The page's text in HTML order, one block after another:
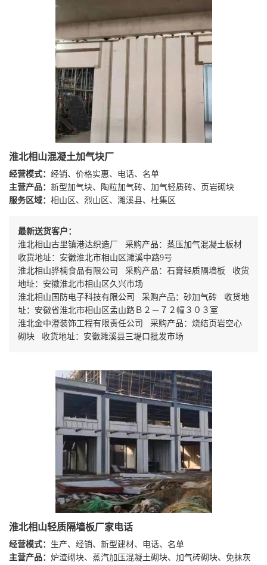
淮北相山混凝土加气块厂
经营模式： 经销、价格实惠、电话、名单
主营产品： 新型加气块、陶粒加气砖、加气轻质砖、页岩砌块
服务区域： 相山区、烈山区、濉溪县、杜集区
最新送货客户：
淮北相山古里镇港达织造厂 采购产品：蒸压加气混凝土板材
收货地址：安徽淮北市相山区濉溪中路9号
淮北相山骅楠食品有限公司 采购产品：石膏轻质隔墙板 收货
地址：安徽淮北市相山区久兴市场
淮北相山国防电子科技有限公司 采购产品：砂加气砖 收货地
址：安徽省淮北市相山区孟山路Ｂ２－７２幢３０３室
淮北金中澄装饰工程有限责任公司 采购产品：烧结页岩空心
砌块 收货地址：安徽濉溪县三堤口批发市场
淮北相山轻质隔墙板厂家电话
经营模式： 生产、经销、新型建材、电话、名单
主营产品： 炉渣砌块、蒸汽加压混凝土砌块、加气砖砌块、免抹灰